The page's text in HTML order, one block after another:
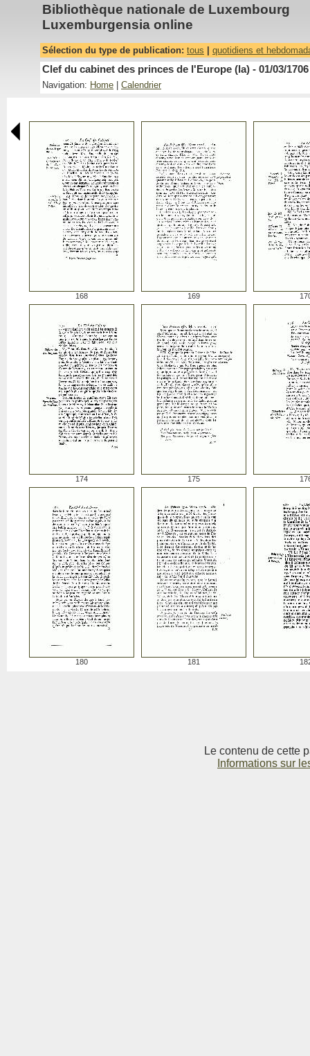
Bibliothèque nationale de Luxembourg
Luxemburgensia online
Sélection du type de publication: tous quotidiens et
Clef du cabinet des princes de l'Europe (la) - 01/03/1706
Navigation: Home Calendrier
168 169
174 175
180 181
Le contenu de cette
Informations sur